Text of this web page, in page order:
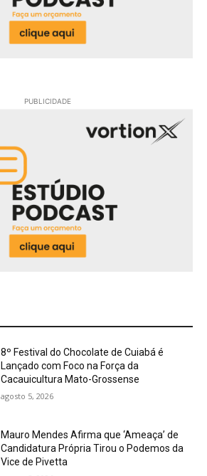
PUBLICIDADE
8º Festival do Chocolate de Cuiabá é
Lançado com Foco na Força da
Cacauicultura Mato-Grossense
agosto 5, 2026
Mauro Mendes Afirma que ‘Ameaça’ de
Candidatura Própria Tirou o Podemos da
Vice de Pivetta